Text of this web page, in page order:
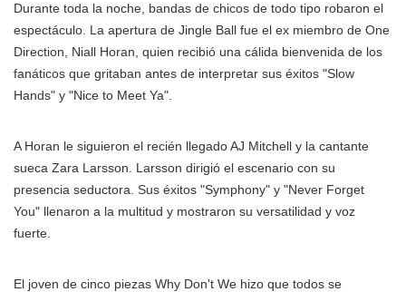
Durante toda la noche, bandas de chicos de todo tipo robaron el
espectáculo. La apertura de Jingle Ball fue el ex miembro de One
Direction, Niall Horan, quien recibió una cálida bienvenida de los
fanáticos que gritaban antes de interpretar sus éxitos "Slow
Hands" y "Nice to Meet Ya".
A Horan le siguieron el recién llegado AJ Mitchell y la cantante
sueca Zara Larsson. Larsson dirigió el escenario con su
presencia seductora. Sus éxitos "Symphony" y "Never Forget
You" llenaron a la multitud y mostraron su versatilidad y voz
fuerte.
El joven de cinco piezas Why Don't We hizo que todos se